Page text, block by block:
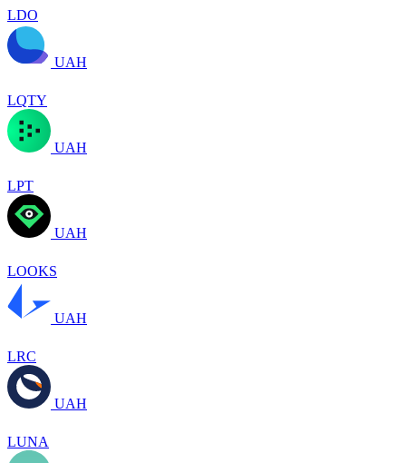
LDO
UAH
LQTY
UAH
LPT
UAH
LOOKS
UAH
LRC
UAH
LUNA